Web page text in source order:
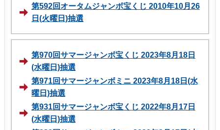
第592回オータムジャンボ宝くじ 2010年10月26
日(火曜日)抽選
第970回サマージャンボ宝くじ 2023年8月18日
(水曜日)抽選
第971回サマージャンボミニ 2023年8月18日(水
曜日)抽選
第931回サマージャンボ宝くじ 2022年8月17日
(水曜日)抽選